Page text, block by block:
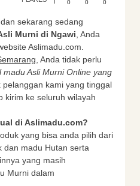
0 0 0
dan sekarang sedang
Murni di Ngawi, Anda
Aslimadu.com.
, Anda tidak perlu
madu Asli Murni Online yang
pelanggan kami yang tinggal
kirim ke seluruh wilayah
di Aslimadu.com?
yang bisa anda pilih dari
dan madu Hutan serta
yang masih
Murni dalam